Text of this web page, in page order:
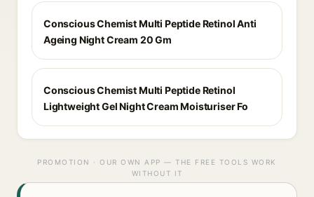
Conscious Chemist Multi Peptide Retinol Anti
Ageing Night Cream 20 Gm
Conscious Chemist Multi Peptide Retinol
Lightweight Gel Night Cream Moisturiser Fo
PROMOTION · OUR OWN APP — THE FREE TOOLS WORK
WITHOUT IT